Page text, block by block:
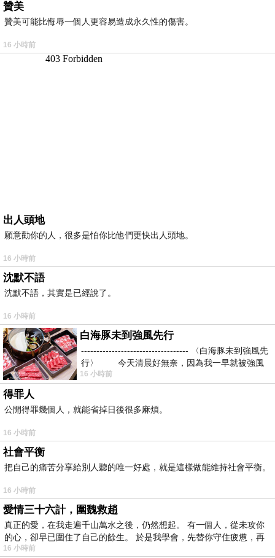
贊美
贊美可能比侮辱一個人更容易造成永久性的傷害。
16 小時前
出人頭地
願意勸你的人，很多是怕你比他們更快出人頭地。
16 小時前
沈默不語
沈默不語，其實是已經說了。
16 小時前
白海豚未到強風先行
----------------------------------- 〈白海豚未到強風先
行〉 今天清晨好無奈，因為我一早就被強風
16 小時前
得罪人
公開得罪幾個人，就能省掉日後很多麻煩。
16 小時前
社會平衡
把自己的痛苦分享給別人聽的唯一好處，就是這樣做能維持社會平衡。
16 小時前
愛情三十六計，圍魏救趙
真正的愛，在我走遍千山萬水之後，仍然想起。 有一個人，從未攻你
的心，卻早已圍住了自己的餘生。 於是我學會，先替你守住疲憊，再
16 小時前